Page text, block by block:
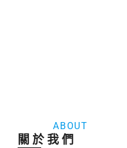
ABOUT
關於我們